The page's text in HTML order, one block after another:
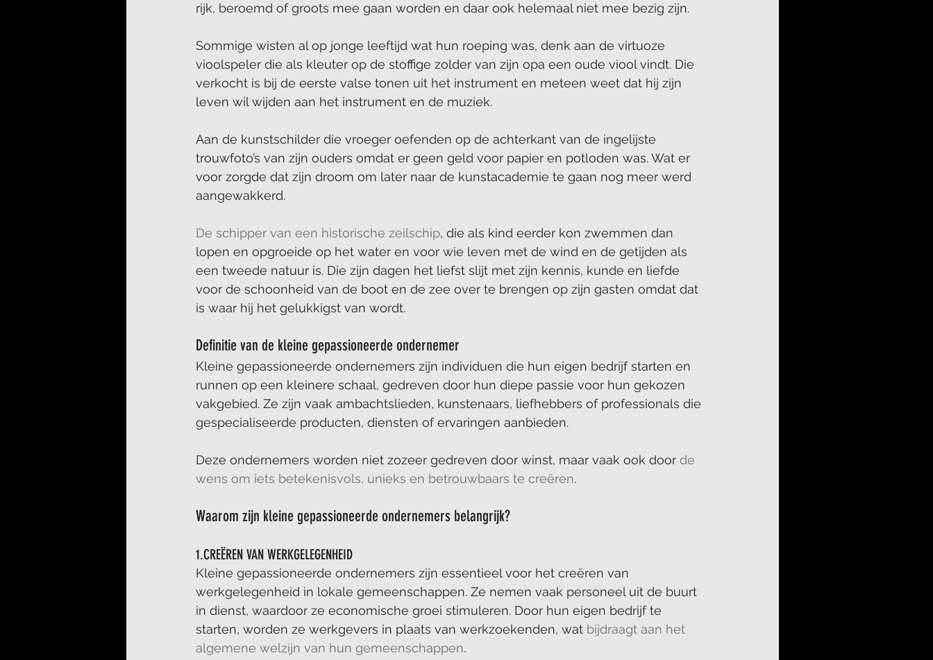
rijk, beroemd of groots mee gaan worden en daar ook helemaal niet mee bezig zijn.
Sommige wisten al op jonge leeftijd wat hun roeping was, denk aan de virtuoze
vioolspeler die als kleuter op de stoffige zolder van zijn opa een oude viool vindt. Die
verkocht is bij de eerste valse tonen uit het instrument en meteen weet dat hij zijn
leven wil wijden aan het instrument en de muziek.
Aan de kunstschilder die vroeger oefenden op de achterkant van de ingelijste
trouwfoto’s van zijn ouders omdat er geen geld voor papier en potloden was. Wat er
voor zorgde dat zijn droom om later naar de kunstacademie te gaan nog meer werd
aangewakkerd.
De schipper van een historische zeilschip, die als kind eerder kon zwemmen dan
lopen en opgroeide op het water en voor wie leven met de wind en de getijden als
een tweede natuur is. Die zijn dagen het liefst slijt met zijn kennis, kunde en liefde
voor de schoonheid van de boot en de zee over te brengen op zijn gasten omdat dat
is waar hij het gelukkigst van wordt.
Definitie van de kleine gepassioneerde ondernemer
Kleine gepassioneerde ondernemers zijn individuen die hun eigen bedrijf starten en
runnen op een kleinere schaal, gedreven door hun diepe passie voor hun gekozen
vakgebied. Ze zijn vaak ambachtslieden, kunstenaars, liefhebbers of professionals die
gespecialiseerde producten, diensten of ervaringen aanbieden.
Deze ondernemers worden niet zozeer gedreven door winst, maar vaak ook door de
wens om iets betekenisvols, unieks en betrouwbaars te creëren.
Waarom zijn kleine gepassioneerde ondernemers belangrijk?
1.CREËREN VAN WERKGELEGENHEID
Kleine gepassioneerde ondernemers zijn essentieel voor het creëren van
werkgelegenheid in lokale gemeenschappen. Ze nemen vaak personeel uit de buurt
in dienst, waardoor ze economische groei stimuleren. Door hun eigen bedrijf te
starten, worden ze werkgevers in plaats van werkzoekenden, wat bijdraagt aan het
algemene welzijn van hun gemeenschappen.